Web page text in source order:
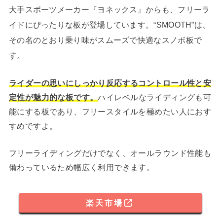
大手スポーツメーカー『ヨネックス』からも、フリーラ
イドにぴったりな板が登場しています。“SMOOTH”は、
その名のとおり乗り味がスムーズで快適なスノボ板で
す。
ライダーの思いにしっかり反応するコントロール性と安
定性が魅力的な板です。ハイレベルなライディングも可
能にする板であり、フリースタイルを極めたい人におす
すめですよ。
フリーライディングだけでなく、オールラウンド性能も
備わっているため幅広く利用できます。
楽天市場